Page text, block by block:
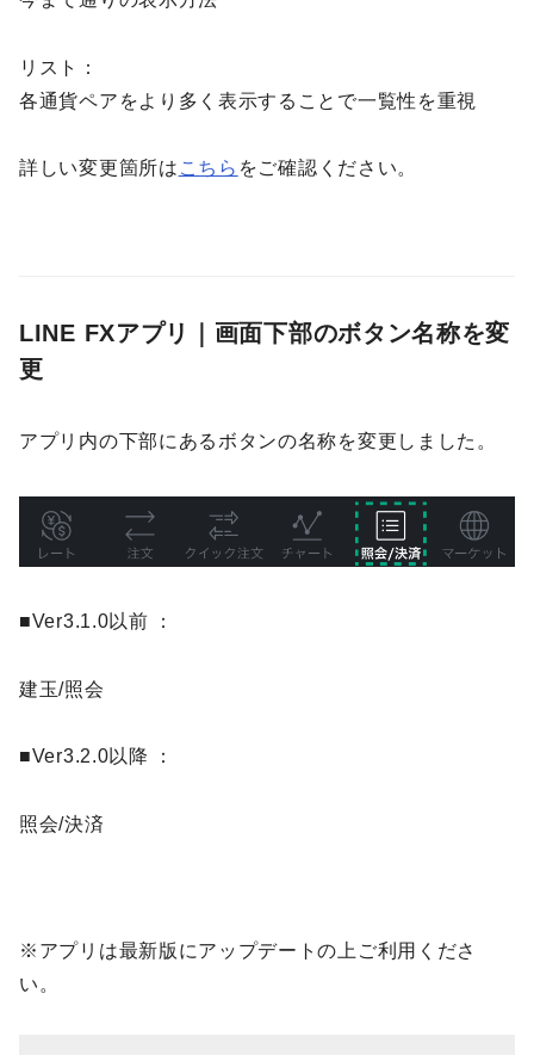
リスト：
各通貨ペアをより多く表示することで一覧性を重視
詳しい変更箇所は こちら をご確認ください。
LINE FXアプリ｜ 画面下部のボタン名称を変
更
アプリ内の下部にあるボタンの名称を変更しました。
■Ver3.1.0以前 ：
建玉/照会
■Ver3.2.0以降 ：
照会/決済
※アプリは最新版にアップデートの上ご利用くださ
い。